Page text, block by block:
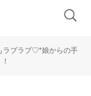
ブラブ♡*娘からの手